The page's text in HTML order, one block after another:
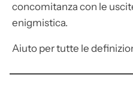
concomitanza con le
enigmistica.
Aiuto per tutte le